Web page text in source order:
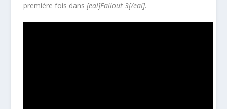
première fois dans[eal]Fallout 3[/eal].